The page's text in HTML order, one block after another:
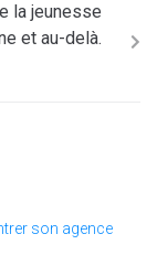
la jeunesse
et au-delà.
son agence